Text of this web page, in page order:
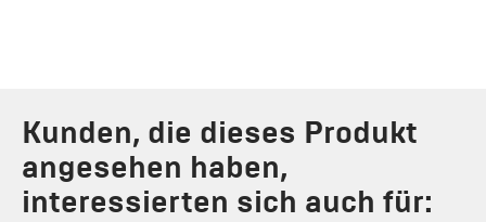
Kunden, die dieses Produkt
angesehen haben,
interessierten sich auch für: